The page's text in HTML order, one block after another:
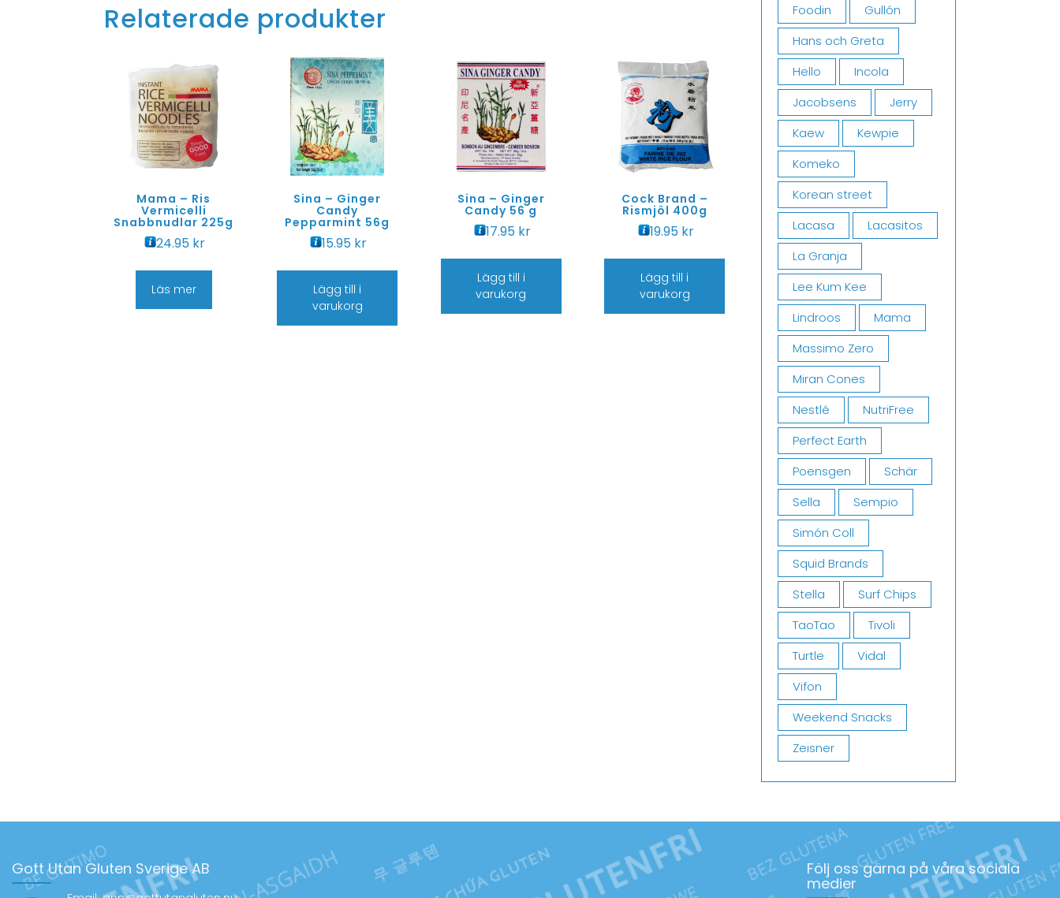
Relaterade produkter
Mama – Ris
Vermicelli
Snabbnudlar 225g
24.95 kr
Läs mer
Sina – Ginger
Candy
Pepparmint 56g
15.95 kr
Lägg till i
varukorg
Sina – Ginger
Candy 56 g
17.95 kr
Lägg till i
varukorg
Cock Brand –
Rismjöl 400g
19.95 kr
Lägg till i
varukorg
Foodin
Gullón
Hans och Greta
Hello
Incola
Jacobsens
Jerry
Kaew
Kewpie
Komeko
Korean street
Lacasa
Lacasitos
La Granja
Lee Kum Kee
Lindroos
Mama
Massimo Zero
Miran Cones
Nestlé
NutriFree
Perfect Earth
Poensgen
Schär
Sella
Sempio
Simón Coll
Squid Brands
Stella
Surf Chips
TaoTao
Tivoli
Turtle
Vidal
Vifon
Weekend Snacks
Zeisner
Gott Utan Gluten Sverige AB Följ oss gärna på våra sociala
medier